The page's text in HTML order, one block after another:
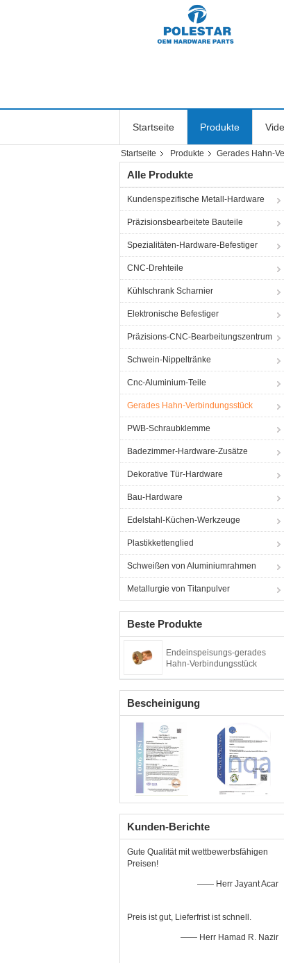
Startseite Produkte
Startseite Produkte Gerades Hahn-
Alle Produkte
Kundenspezifische Metall-Hardware
Präzisionsbearbeitete Bauteile
Spezialitäten-Hardware-Befestiger
CNC-Drehteile
Kühlschrank Scharnier
Elektronische Befestiger
Präzisions-CNC-Bearbeitungszentrum
Schwein-Nippeltränke
Cnc-Aluminium-Teile
Gerades Hahn-Verbindungsstück
PWB-Schraubklemme
Badezimmer-Hardware-Zusätze
Dekorative Tür-Hardware
Bau-Hardware
Edelstahl-Küchen-Werkzeuge
Plastikkettenglied
Schweißen von Aluminiumrahmen
Metallurgie von Titanpulver
Beste Produkte
Endeinspeisungs-gerades
Hahn-Verbindungsstück
Bescheinigung
Kunden-Berichte
Gute Qualität mit wettbewerbsfähigen
Preisen!
—— Herr Jayant Acar
Preis ist gut, Lieferfrist ist schnell.
—— Herr Hamad R. Nazir